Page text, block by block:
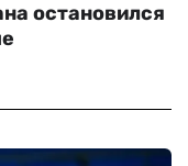
остановился